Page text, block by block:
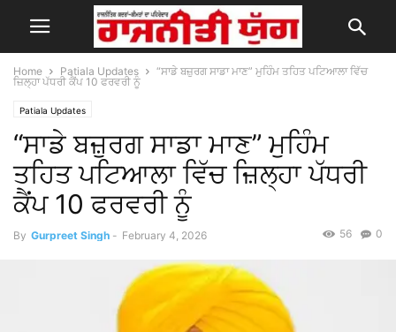
Home Patiala Updates
“ਸਾਡੇ ਬਜ਼ੁਰਗ ਸਾਡਾ ਮਾਣ” ਮੁਹਿੰਮ ਤਹਿਤ ਪਟਿਆਲਾ ਵਿੱਚ
ਜ਼ਿਲ੍ਹਾ ਪੱਧਰੀ ਕੈਂਪ 10 ਫਰਵਰੀ ਨੂੰ
Patiala Updates
“ਸਾਡੇ ਬਜ਼ੁਰਗ ਸਾਡਾ ਮਾਣ” ਮੁਹਿੰਮ
ਤਹਿਤ ਪਟਿਆਲਾ ਵਿੱਚ ਜ਼ਿਲ੍ਹਾ ਪੱਧਰੀ
ਕੈਂਪ 10 ਫਰਵਰੀ ਨੂੰ
By Gurpreet Singh - February 4, 2026 0
56